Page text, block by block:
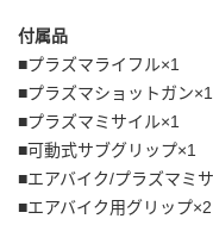
付属品
■プラズマライフル×1
■プラズマショットガン×1
■プラズマミサイル×1
■可動式サブグリップ×1
■エアバイク/プラズマミ
■エアバイク用グリップ×2